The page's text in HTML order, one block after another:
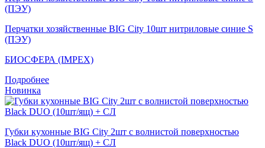
Перчатки хозяйственные BIG City 10шт нитриловые синие S
(ПЭУ)
БИОСФЕРА (IMPEX)
Подробнее
Новинка
Губки кухонные BIG City 2шт с волнистой поверхностью
Black DUO (10шт/ящ) + СЛ